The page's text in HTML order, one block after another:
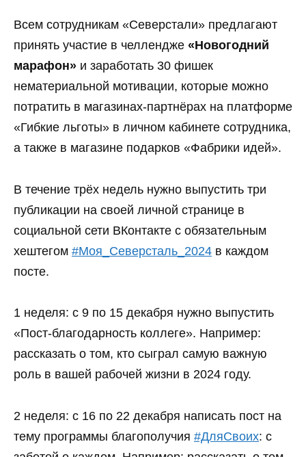
Всем сотрудникам «Северстали» предлагают
принять участие в челлендже «Новогодний
марафон» и заработать 30 фишек
нематериальной мотивации, которые можно
потратить в магазинах-партнёрах на платформе
«Гибкие льготы» в личном кабинете сотрудника,
а также в магазине подарков «Фабрики идей».
В течение трёх недель нужно выпустить три
публикации на своей личной странице в
социальной сети ВКонтакте с обязательным
хештегом #Моя_Северсталь_2024 в каждом
посте.
1 неделя: с 9 по 15 декабря нужно выпустить
«Пост-благодарность коллеге». Например:
рассказать о том, кто сыграл самую важную
роль в вашей рабочей жизни в 2024 году.
2 неделя: с 16 по 22 декабря написать пост на
тему программы благополучия #ДляСвоих: с